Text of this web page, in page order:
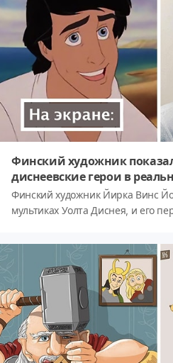
реально'. Эти слова Пабло
вдохновением в творчестве
Финский художник
диснеевские герои в
Финский художник Йирка Винс
мультиках Уолта Диснея, и его
последних двух лет Йирка
любимых мультфильмов, и его
реалистичными.